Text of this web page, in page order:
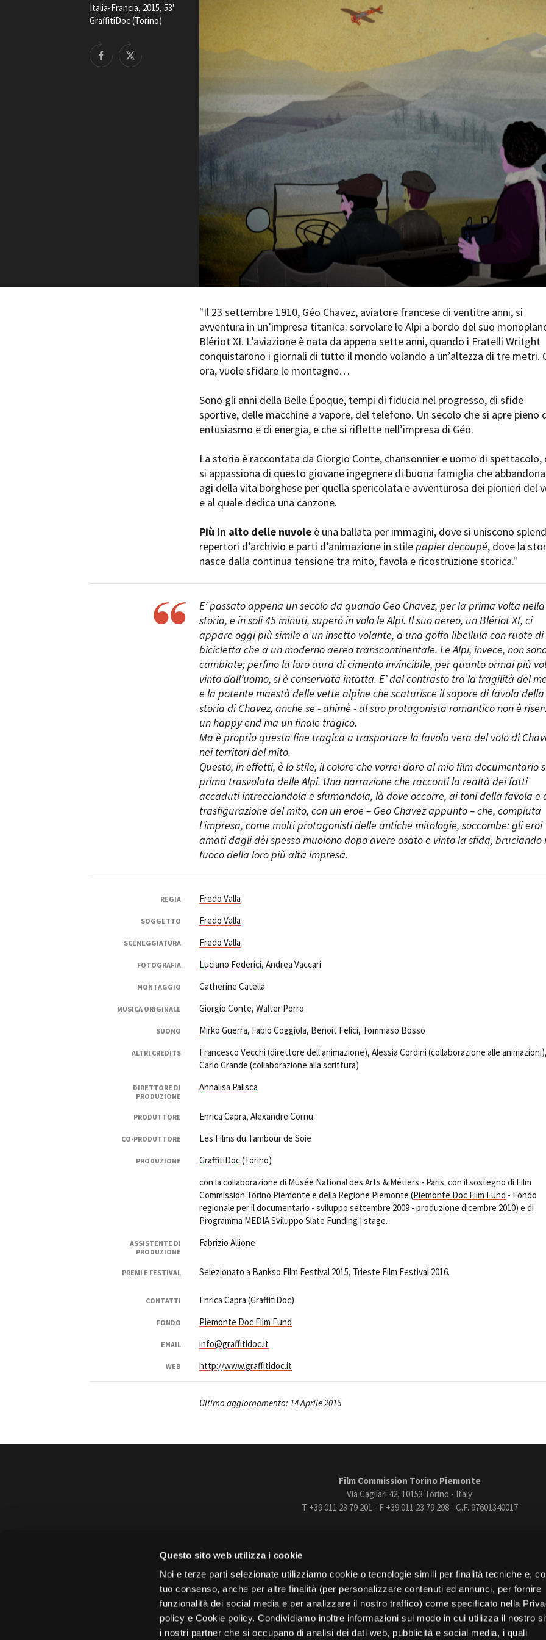
Questo sito web utilizza i cookie
Noi e terze parti selezionate utilizziamo cookie o tecnologie simili per finalità tecniche e,
tuo consenso, anche per altre finalità (per personalizzare contenuti ed annunci, per fornire
funzionalità dei social media e per analizzare il nostro traffico) come specificato nella
policy e Cookie policy. Condividiamo inoltre informazioni sul modo in cui utilizza il nostro
i nostri partner che si occupano di analisi dei dati web, pubblicità e social media, i quali
Rete regionale
Amministrazione trasparente
Sostenibilità ambientale
Servizi generali
Location scouting
Spazi nella sede FCTP
Sala Paolo Tenna
FILM FUNDS
Piemonte Film Tv Fund
Piemonte Film Tv Development Fund
Piemonte Doc Film Fund
Short Film Fund
LOCATION GUIDE
FILM DATABASE
BOOK DATABASE
NEWS
EVENTI, SPECIALI
Anteprime in Piemonte
TFI Torino Film Industry - Production
Days
Avenue Cove - Erasmus +
Guarda che storia!
La Grazia - Immagini e location della
Torino di Paolo Sorrentino
Mostra
Festa
David di
Nastri
Premio
Location
Lavora
Stage -
Elenco
Amministrazione trasparente Bandi e gare Contatti Privacy Cookie policy Whistleblowing
Italia-Francia, 2015, 53'
GraffitiDoc (Torino)
"Il 23 settembre 1910, Géo Chavez, aviatore francese di ventitre anni, si
avventura in un’impresa titanica: sorvolare le Alpi a bordo del suo
Blériot XI. L’aviazione è nata da appena sette anni, quando i Fratelli Writght
conquistarono i giornali di tutto il mondo volando a un’altezza di tre metri.
ora, vuole sfidare le montagne…
Sono gli anni della Belle Époque, tempi di fiducia nel progresso, di sfide
sportive, delle macchine a vapore, del telefono. Un secolo che si apre pieno
entusiasmo e di energia, e che si riflette nell’impresa di Géo.
La storia è raccontata da Giorgio Conte, chansonnier e uomo di spettacolo,
si appassiona di questo giovane ingegnere di buona famiglia che
agi della vita borghese per quella spericolata e avventurosa dei pionieri del
e al quale dedica una canzone.
Più in alto delle nuvole è una ballata per immagini, dove si uniscono
repertori d’archivio e parti d’animazione in stilepapier decoupé, dove la
nasce dalla continua tensione tra mito, favola e ricostruzione storica."
E’ passato appena un secolo da quando Geo Chavez, per la prima volta nella
storia, e in soli 45 minuti, superò in volo le Alpi. Il suo aereo, un Blériot XI, ci
appare oggi più simile a un insetto volante, a una goffa libellula con ruote di
bicicletta che a un moderno aereo transcontinentale. Le Alpi, invece, non
cambiate; perfino la loro aura di cimento invincibile, per quanto ormai più
vinto dall’uomo, si è conservata intatta. E’ dal contrasto tra la fragilità del
e la potente maestà delle vette alpine che scaturisce il sapore di favola della
storia di Chavez, anche se - ahimè - al suo protagonista romantico non è
un happy end ma un finale tragico.
Ma è proprio questa fine tragica a trasportare la favola vera del volo di
nei territori del mito.
Questo, in effetti, è lo stile, il colore che vorrei dare al mio film documentario
prima trasvolata delle Alpi. Una narrazione che racconti la realtà dei fatti
accaduti intrecciandola e sfumandola, là dove occorre, ai toni della favola e
trasfigurazione del mito, con un eroe – Geo Chavez appunto – che, compiuta
l’impresa, come molti protagonisti delle antiche mitologie, soccombe: gli eroi
amati dagli dèi spesso muoiono dopo avere osato e vinto la sfida, bruciando
fuoco della loro più alta impresa.
REGIA Fredo Valla
SOGGETTO Fredo Valla
SCENEGGIATURA Fredo Valla
FOTOGRAFIA Luciano Federici, Andrea Vaccari
MONTAGGIO Catherine Catella
MUSICA ORIGINALE Giorgio Conte, Walter Porro
SUONO Mirko Guerra, Fabio Coggiola, Benoit Felici, Tommaso Bosso
ALTRI CREDITS
Francesco Vecchi (direttore dell'animazione), Alessia Cordini (collaborazione alle animazioni),
Carlo Grande (collaborazione alla scrittura)
DIRETTORE DI
PRODUZIONE
Annalisa Palisca
PRODUTTORE Enrica Capra, Alexandre Cornu
CO-PRODUTTORE Les Films du Tambour de Soie
PRODUZIONE GraffitiDoc(Torino)
con la collaborazione di Musée National des Arts & Métiers - Paris. con il sostegno di Film
Commission Torino Piemonte e della Regione Piemonte (Piemonte Doc Film Fund - Fondo
regionale per il documentario - sviluppo settembre 2009 - produzione dicembre 2010) e di
Programma MEDIA Sviluppo Slate Funding | stage.
ASSISTENTE DI
PRODUZIONE
Fabrizio Allione
PREMI E FESTIVAL Selezionato a Bankso Film Festival 2015, Trieste Film Festival 2016.
CONTATTI Enrica Capra (GraffitiDoc)
FONDO Piemonte Doc Film Fund
EMAIL info@graffitidoc.it
WEB http://www.graffitidoc.it
Ultimo aggiornamento: 14 Aprile 2016
Film Commission Torino Piemonte
Via Cagliari 42, 10153 Torino - Italy
T +39 011 23 79 201 - F +39 011 23 79 298 - C.F. 97601340017
FacebookInstagramYoutubeVimeo